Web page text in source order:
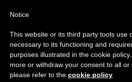
Mensaje vaticano a
Aviso importante
Del 27 de julio al 7 de agosto
anual, aprovechando que en el
se generan menos
Notice
This website or its third party tools use
necessary to its functioning and
purposes illustrated in the cookie
more or withdraw your consent to all or
please refer to the cookie policy